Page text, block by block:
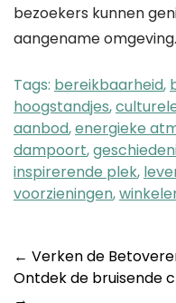
bezoekers kunnen
aangename omgeving.
Tags: bereikbaarheid,
hoogstandjes,
aanbod,energieke
dampoort,
inspirerende plek,
voorzieningen,
Post
navigation
← Verken de
Ontdek de bruisende